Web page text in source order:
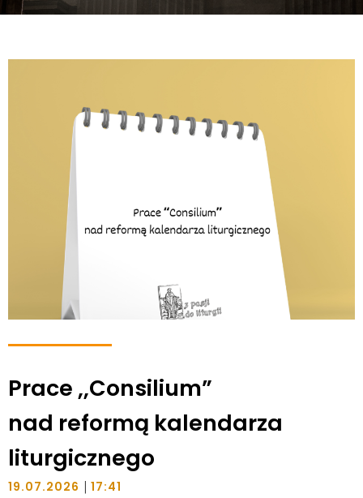
Prace ,,Consilium”
nad reformą kalendarza
liturgicznego
19.07.2026 | 17:41